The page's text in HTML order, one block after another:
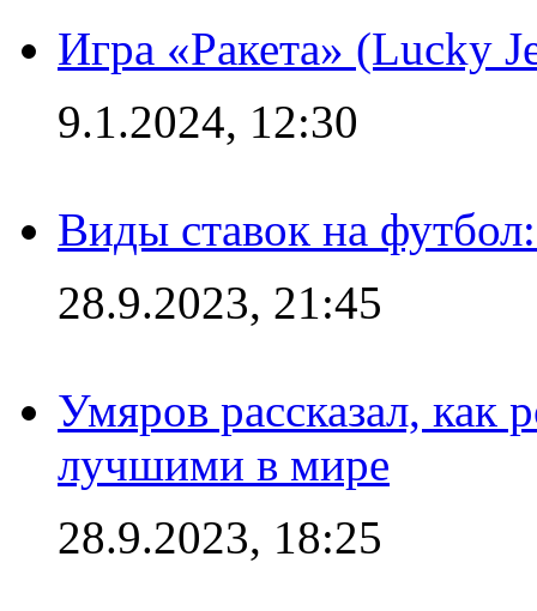
Игра «Ракета» (Lucky
9.1.2024, 12:30
Виды ставок на
28.9.2023, 21:45
Умяров рассказал, как
лучшими в мире
28.9.2023, 18:25